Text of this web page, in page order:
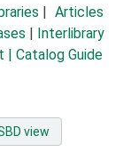
Articles
Interlibrary
| Catalog Guide
view